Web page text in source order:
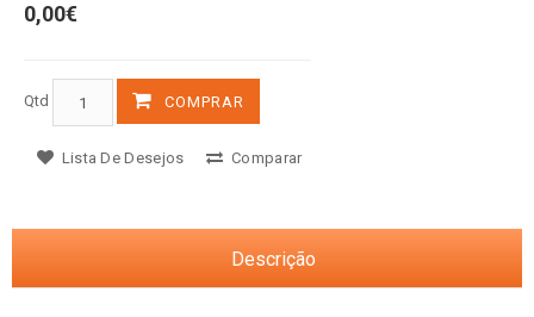
0,00€
Qtd COMPRAR
Lista De Desejos Comparar
Descrição